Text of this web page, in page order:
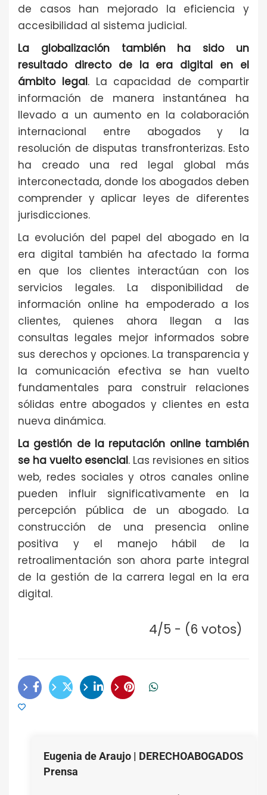
de casos han mejorado la eficiencia y
accesibilidad al sistema judicial.
La globalización también ha sido un
resultado directo de la era digital en el
ámbito legal. La capacidad de compartir
información de manera instantánea ha
llevado a un aumento en la colaboración
internacional entre abogados y la
resolución de disputas transfronterizas. Esto
ha creado una red legal global más
interconectada, donde los abogados deben
comprender y aplicar leyes de diferentes
jurisdicciones.
La evolución del papel del abogado en la
era digital también ha afectado la forma
en que los clientes interactúan con los
servicios legales. La disponibilidad de
información online ha empoderado a los
clientes, quienes ahora llegan a las
consultas legales mejor informados sobre
sus derechos y opciones. La transparencia y
la comunicación efectiva se han vuelto
fundamentales para construir relaciones
sólidas entre abogados y clientes en esta
nueva dinámica.
La gestión de la reputación online también
se ha vuelto esencial. Las revisiones en sitios
web, redes sociales y otros canales online
pueden influir significativamente en la
percepción pública de un abogado. La
construcción de una presencia online
positiva y el manejo hábil de la
retroalimentación son ahora parte integral
de la gestión de la carrera legal en la era
digital.
4/5 - (6 votos)
Eugenia de Araujo | DERECHOABOGADOS
Prensa